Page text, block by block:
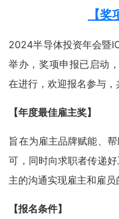
【奖
2024半导体投资年会暨
举办，奖项申报已启动
在进行，欢迎报名参与，
【年度最佳雇主奖】
旨在为雇主品牌赋能、
可，同时向求职者传递
主的沟通实现雇主和雇员
【报名条件】